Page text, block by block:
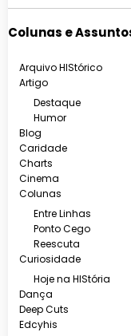
Colunas e
Arquivo HIStórico
Artigo
Destaque
Humor
Blog
Caridade
Charts
Cinema
Colunas
Entre Linhas
Ponto Cego
Reescuta
Curiosidade
Hoje na HIStória
Dança
Deep Cuts
Edcyhis